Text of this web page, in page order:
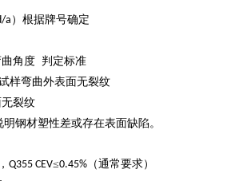
a ）根据牌号确定
曲角度 判定标准
样弯曲外表面无裂纹
裂纹
钢材塑性差或存在表面缺陷。
， Q355 CEV≤0.45% （通常要求）